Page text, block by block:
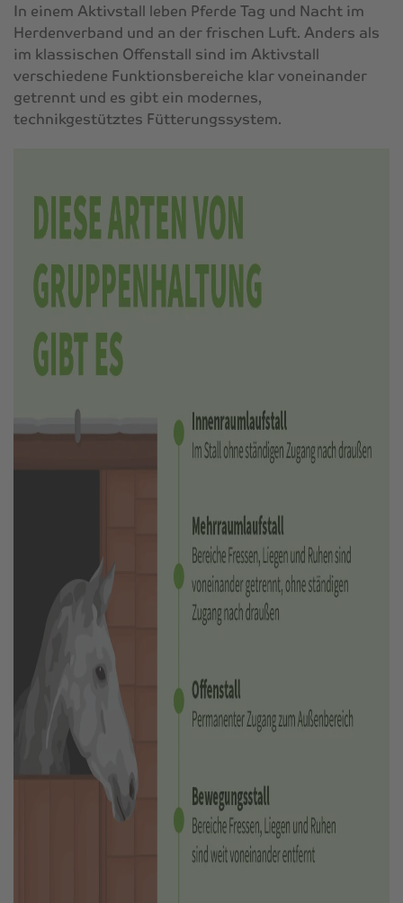
In einem Aktivstall leben Pferde Tag und Nacht im
Herdenverband und an der frischen Luft. Anders als
im klassischen Offenstall sind im Aktivstall
verschiedene Funktionsbereiche klar voneinander
getrennt und es gibt ein modernes,
technikgestütztes Fütterungssystem.